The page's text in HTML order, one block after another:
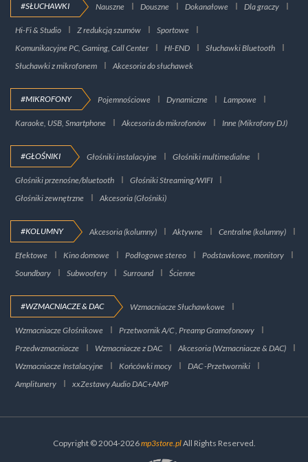
#SŁUCHAWKI Nauszne Douszne Dokanałowe Dla graczy
Hi-Fi & Studio Z redukcją szumów
Sportowe
Komunikacyjne PC, Gaming, Call Center
HI-END
Słuchawki Bluetooth
Słuchawki z mikrofonem
Akcesoria do słuchawek
#MIKROFONY Pojemnościowe Dynamiczne Lampowe
Karaoke, USB, Smartphone Akcesoria do mikrofonów Inne (Mikrofony DJ)
#GŁOŚNIKI Głośniki instalacyjne Głośniki multimedialne
Głośniki przenośne/bluetooth
Głośniki Streaming/WIFI
Głośniki zewnętrzne
Akcesoria (Głośniki)
#KOLUMNY Akcesoria (kolumny) Aktywne Centralne (kolumny)
Efektowe Kino domowe Podłogowe stereo
Podstawkowe, monitory
Soundbary
Subwoofery Surround Ścienne
#WZMACNIACZE & DAC Wzmacniacze Słuchawkowe
Wzmacniacze Głośnikowe
Przetwornik A/C , Preamp Gramofonowy
Przedwzmacniacze
Wzmacniacze z DAC
Akcesoria (Wzmacniacze & DAC)
Wzmacniacze Instalacyjne
Końcówki mocy
DAC -Przetworniki
Amplitunery
xxZestawy Audio DAC+AMP
Copyright © 2004-2026mp3store.plAll Rights Reserved.